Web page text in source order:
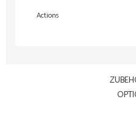
Actions